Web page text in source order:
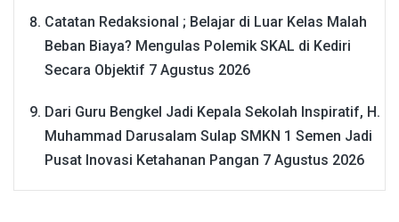
Catatan Redaksional ; Belajar di Luar Kelas Malah
Beban Biaya? Mengulas Polemik SKAL di Kediri
Secara Objektif 7 Agustus 2026
Dari Guru Bengkel Jadi Kepala Sekolah Inspiratif, H.
Muhammad Darusalam Sulap SMKN 1 Semen Jadi
Pusat Inovasi Ketahanan Pangan 7 Agustus 2026